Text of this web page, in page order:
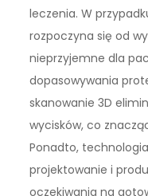
leczenia. W
rozpoczyna się od
nieprzyjemne dla
dopasowywania
skanowanie 3D
wycisków, co
Ponadto,
projektowanie i
oczekiwania na